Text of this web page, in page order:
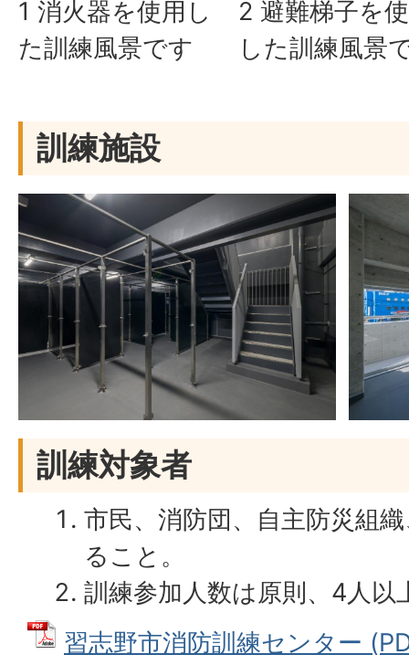
1 消火器を使用し
た訓練風景です
2 避難梯子を
した訓練風景
訓練施設
訓練対象者
市民、消防団、自主防災組
ること。
訓練参加人数は原則、4人
習志野市消防訓練センター